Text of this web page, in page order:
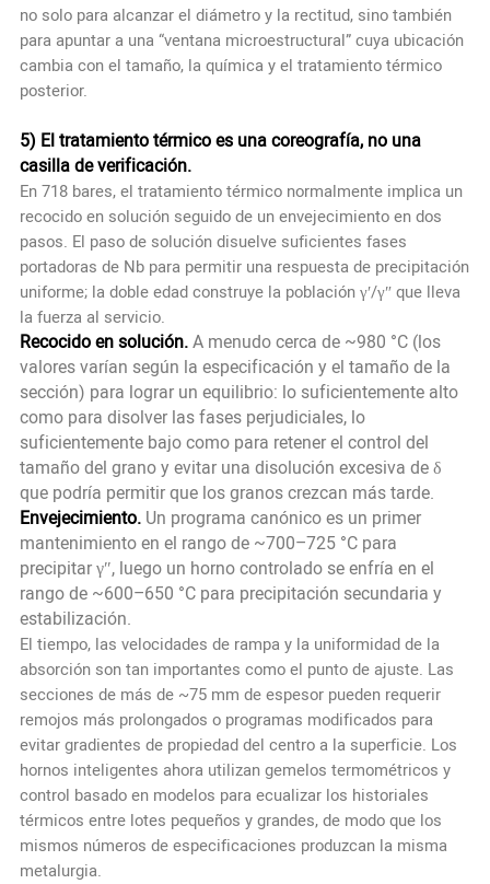
no solo para alcanzar el diámetro y la rectitud, sino también
para apuntar a una “ventana microestructural” cuya ubicación
cambia con el tamaño, la química y el tratamiento térmico
posterior.
5) El tratamiento térmico es una coreografía, no una
casilla de verificación.
En 718 bares, el tratamiento térmico normalmente implica un
recocido en solución seguido de un envejecimiento en dos
pasos. El paso de solución disuelve suficientes fases
portadoras de Nb para permitir una respuesta de precipitación
uniforme; la doble edad construye la población γ′/γ″ que lleva
la fuerza al servicio.
Recocido en solución.A menudo cerca de ~980 °C (los
valores varían según la especificación y el tamaño de la
sección) para lograr un equilibrio: lo suficientemente alto
como para disolver las fases perjudiciales, lo
suficientemente bajo como para retener el control del
tamaño del grano y evitar una disolución excesiva de δ
que podría permitir que los granos crezcan más tarde.
Envejecimiento.Un programa canónico es un primer
mantenimiento en el rango de ~700–725 °C para
precipitar γ″, luego un horno controlado se enfría en el
rango de ~600–650 °C para precipitación secundaria y
estabilización.
El tiempo, las velocidades de rampa y la uniformidad de la
absorción son tan importantes como el punto de ajuste. Las
secciones de más de ~75 mm de espesor pueden requerir
remojos más prolongados o programas modificados para
evitar gradientes de propiedad del centro a la superficie. Los
hornos inteligentes ahora utilizan gemelos termométricos y
control basado en modelos para ecualizar los historiales
térmicos entre lotes pequeños y grandes, de modo que los
mismos números de especificaciones produzcan la misma
metalurgia.